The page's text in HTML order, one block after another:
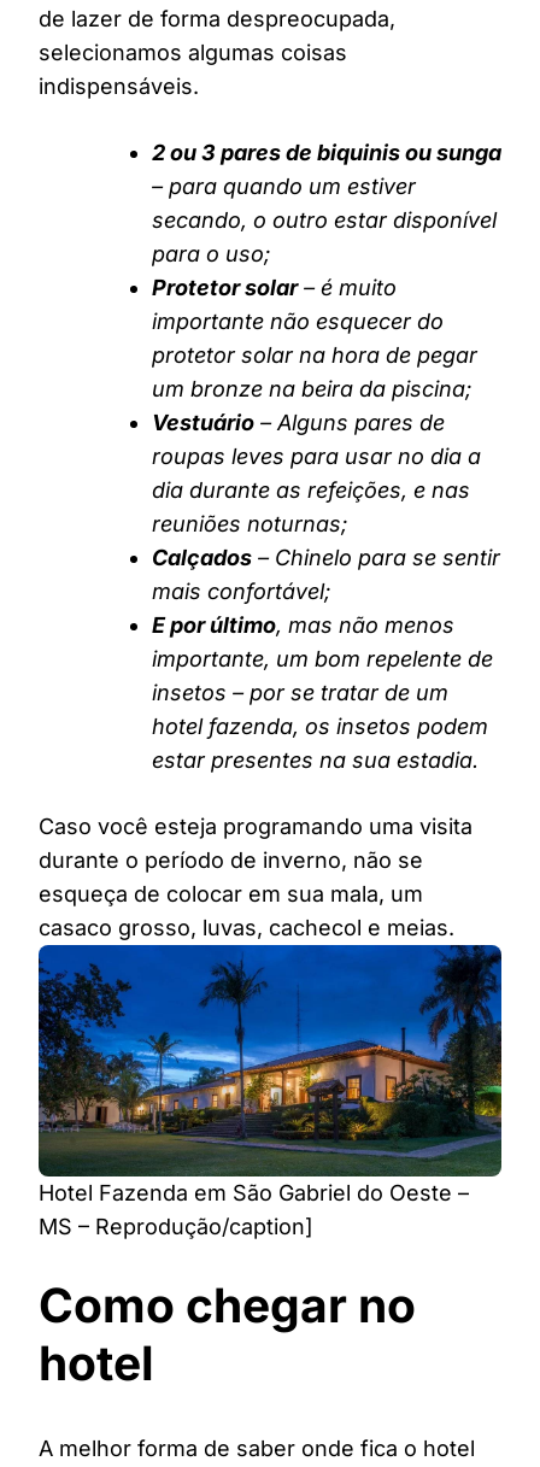
de lazer de forma despreocupada,
selecionamos algumas coisas
indispensáveis.
2 ou 3 pares de biquinis ou sunga
– para quando um estiver
secando, o outro estar disponível
para o uso;
Protetor solar– é muito
importante não esquecer do
protetor solar na hora de pegar
um bronze na beira da piscina;
Vestuário – Alguns pares de
roupas leves para usar no dia a
dia durante as refeições, e nas
reuniões noturnas;
Calçados – Chinelo para se sentir
mais confortável;
E por último, mas não menos
importante, um bom repelente de
insetos – por se tratar de um
hotel fazenda, os insetos podem
estar presentes na sua estadia.
Caso você esteja programando uma visita
durante o período de inverno, não se
esqueça de colocar em sua mala, um
casaco grosso, luvas, cachecol e meias.
Hotel Fazenda em São Gabriel do Oeste –
MS – Reprodução/caption]
Como chegar no
hotel
A melhor forma de saber onde fica o hotel